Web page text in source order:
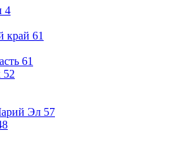
4
край 61
61
52
Эл 57